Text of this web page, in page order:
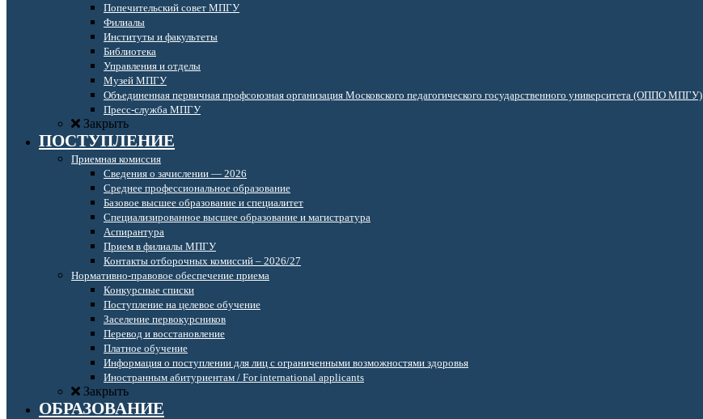
Попечительский совет МПГУ
Филиалы
Институты и факультеты
Библиотека
Управления и отделы
Музей МПГУ
Объединенная первичная профсоюзная организация Московского педагогического государственного университета (ОППО МПГУ)
Пресс-служба МПГУ
Закрыть
ПОСТУПЛЕНИЕ
Приемная комиссия
Сведения о зачислении — 2026
Среднее профессиональное образование
Базовое высшее образование и специалитет
Специализированное высшее образование и магистратура
Аспирантура
Прием в филиалы МПГУ
Контакты отборочных комиссий – 2026/27
Нормативно-правовое обеспечение приема
Конкурсные списки
Поступление на целевое обучение
Заселение первокурсников
Перевод и восстановление
Платное обучение
Информация о поступлении для лиц с ограниченными возможностями здоровья
Иностранным абитуриентам / For international applicants
Закрыть
ОБРАЗОВАНИЕ